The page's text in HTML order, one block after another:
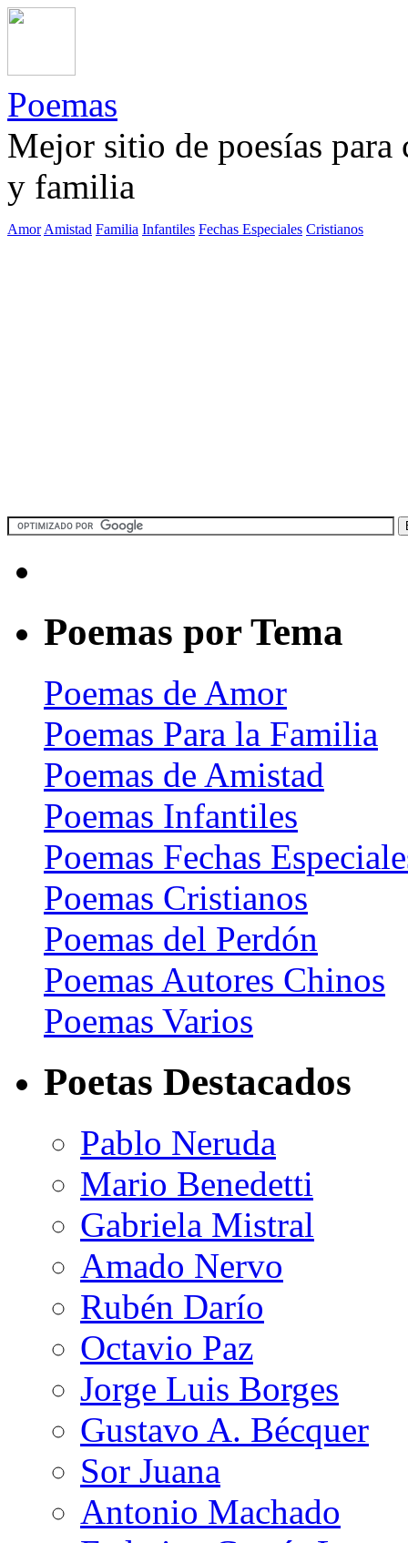
Poemas
Mejor sitio de poesías
y familia
Amor Amistad Familia Infantiles Fechas Especiales Cristianos
Poemas por Tema
Poemas de Amor
Poemas Para la Familia
Poemas de Amistad
Poemas Infantiles
Poemas Fechas
Poemas Cristianos
Poemas del Perdón
Poemas Autores Chinos
Poemas Varios
Poetas Destacados
Pablo Neruda
Mario Benedetti
Gabriela Mistral
Amado Nervo
Rubén Darío
Octavio Paz
Jorge Luis Borges
Gustavo A. Bécquer
Sor Juana
Antonio Machado